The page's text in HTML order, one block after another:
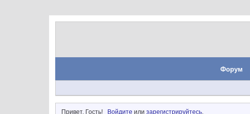
Форум
Привет, Гость! Войдите илизарегистрируйтесь